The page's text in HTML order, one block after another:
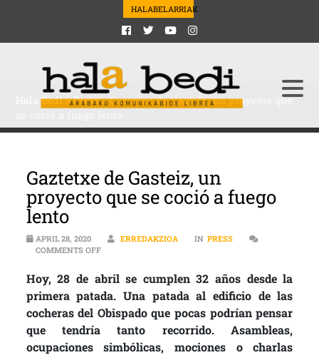
HALABELARRIAK
Hala Bedi>Press>Gaztetxe de Gasteiz, un proyecto que
Gaztetxe de Gasteiz, un
proyecto que se coció a fuego
lento
APRIL 28, 2020 ERREDAKZIOA IN PRESS
COMMENTS OFFON GAZTETXE DE GASTEIZ, UN PROYECTO QUE SE
Hoy, 28 de abril se cumplen 32 años desde la
primera patada. Una patada al edificio de las
cocheras del Obispado que pocas podrían pensar
que tendría tanto recorrido. Asambleas,
ocupaciones simbólicas, mociones o charlas